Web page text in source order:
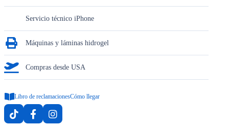
Servicio técnico iPhone
Máquinas y láminas hidrogel
Compras desde USA
Libro de reclamacionesCómo llegar